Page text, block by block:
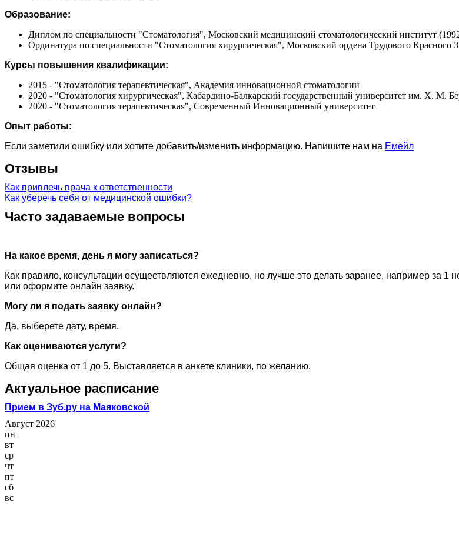
Образование:
Диплом по специальности "Стоматология", Московский медицинский стоматологический институт
Ординатура по специальности "Стоматология хирургическая", Московский ордена Трудового
Курсы повышения квалификации:
2015 - "Стоматология терапевтическая", Академия инновационной стоматологии
2020 - "Стоматология хирургическая", Кабардино-Балкарский государственный университет им. Х. М.
2020 - "Стоматология терапевтическая", Современный Инновационный университет
Опыт работы:
Если заметили ошибку или хотите добавить/изменить информацию. Напишите нам на Емейл
Отзывы
Как привлечь врача к ответственности
Как уберечь себя от медицинской ошибки?
Часто задаваемые вопросы
На какое время, день я могу записаться?
Как правило, консультации осуществляются ежедневно, но лучше это делать заранее, например за
или оформите онлайн заявку.
Могу ли я подать заявку онлайн?
Да, выберете дату, время.
Как оцениваются услуги?
Общая оценка от 1 до 5. Выставляется в анкете клиники, по желанию.
Актуальное расписание
Прием в Зуб.ру на Маяковской
Август 2026
пн
вт
ср
чт
пт
сб
вс